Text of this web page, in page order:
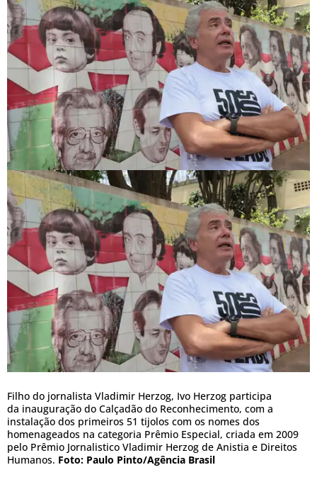
Filho do jornalista Vladimir Herzog, Ivo Herzog participa
da inauguração do Calçadão do Reconhecimento, com a
instalação dos primeiros 51 tijolos com os nomes dos
homenageados na categoria Prêmio Especial, criada em 2009
pelo Prêmio Jornalistico Vladimir Herzog de Anistia e Direitos
Humanos. Foto: Paulo Pinto/Agência Brasil